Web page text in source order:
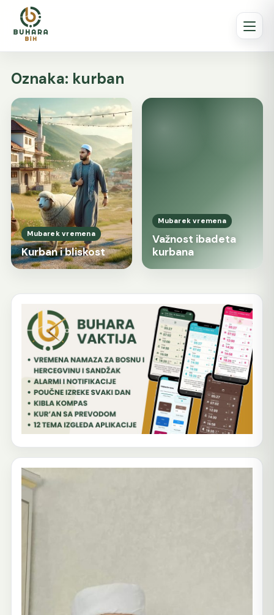
Oznaka: kurban
Mubarek vremena
Kurban i bliskost
Mubarek vremena
Važnost ibadeta
kurbana